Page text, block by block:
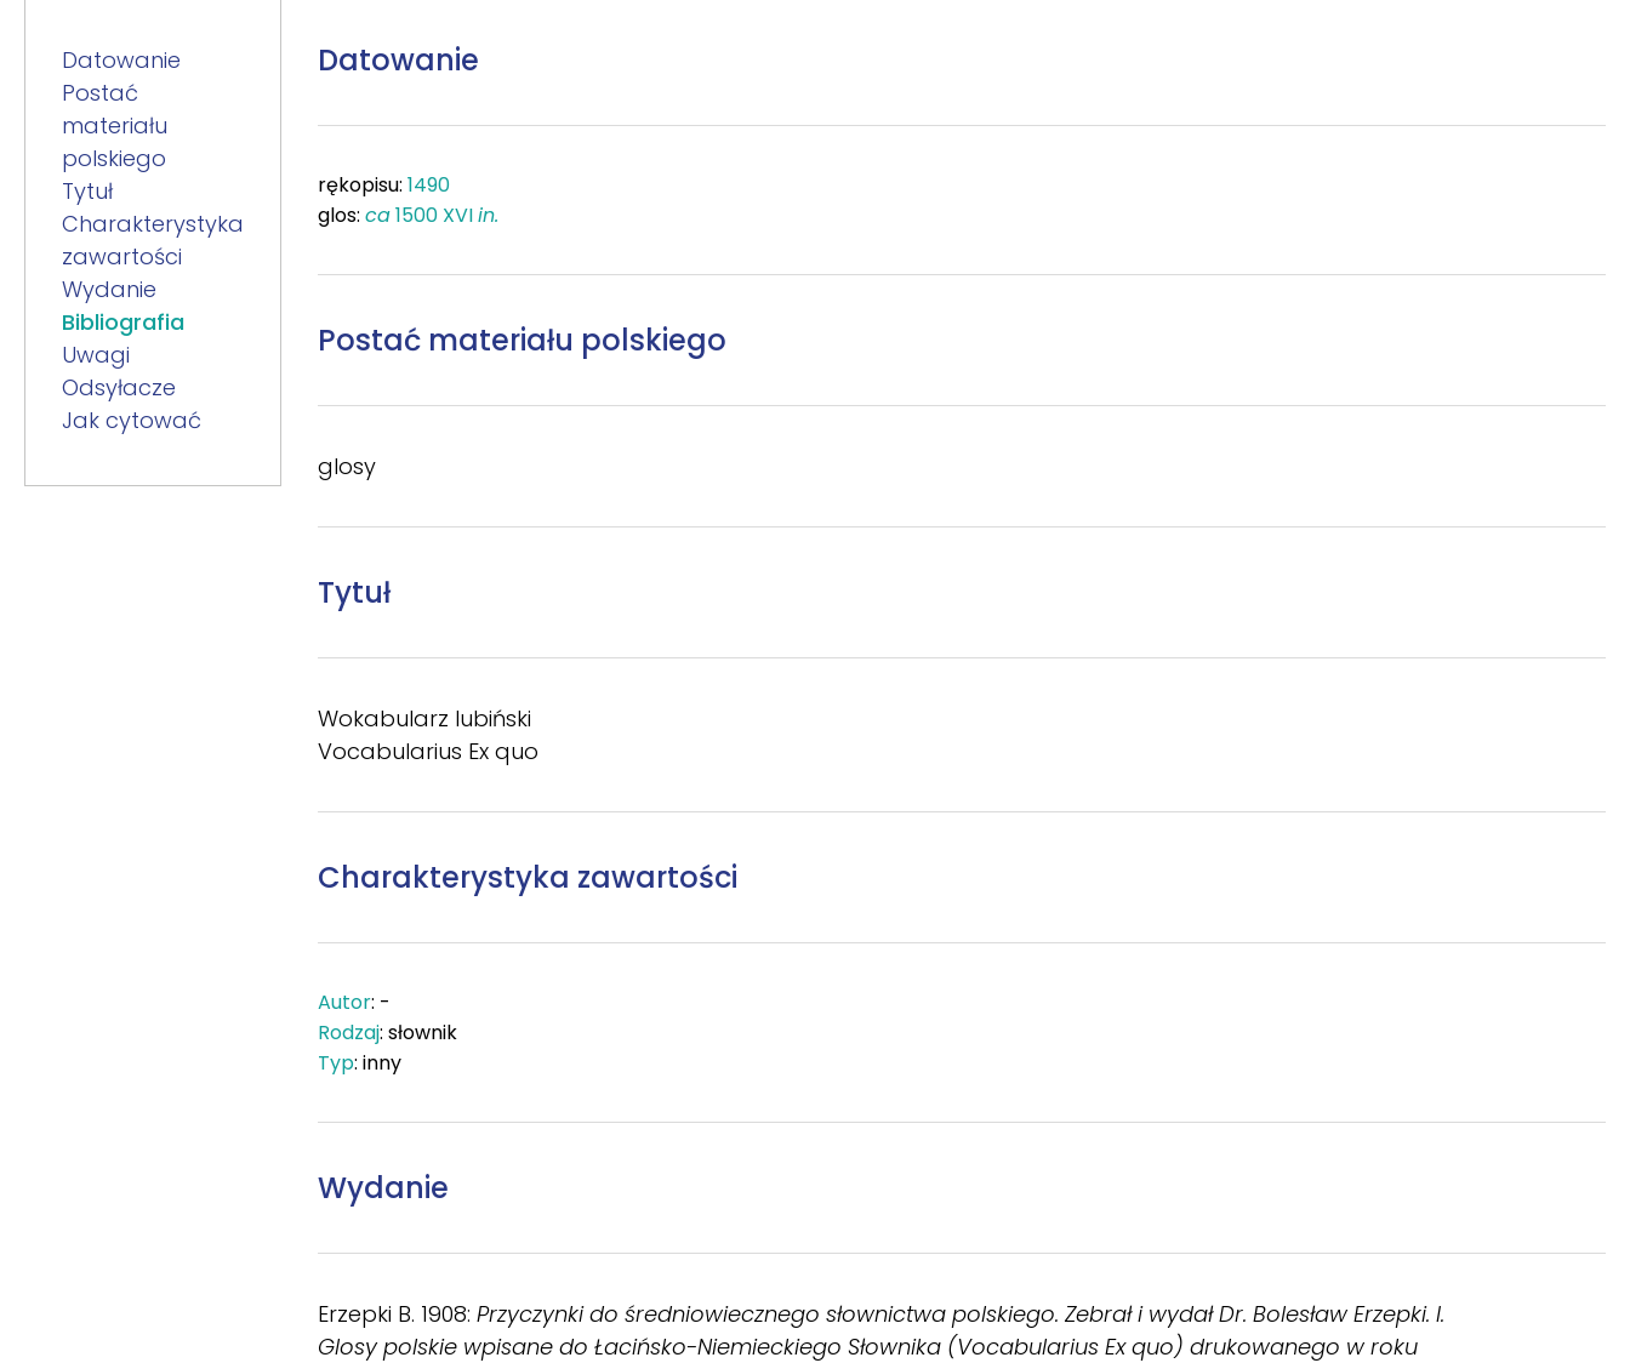
Datowanie
Postać
materiału
polskiego
Tytuł
Charakterystyka
zawartości
Wydanie
Bibliografia
Uwagi
Odsyłacze
Jak cytować
Datowanie
rękopisu: 1490
glos: ca1500 XVIin.
Postać materiału polskiego
glosy
Tytuł
Wokabularz lubiński
Vocabularius Ex quo
Charakterystyka zawartości
Autor: -
Rodzaj: słownik
Typ: inny
Wydanie
Erzepki B. 1908: Przyczynki do średniowiecznego słownictwa polskiego. Zebrał i wydał Dr. Bolesław Erzepki. I.
Glosy polskie wpisane do Łacińsko-Niemieckiego Słownika (Vocabularius Ex quo) drukowanego w roku